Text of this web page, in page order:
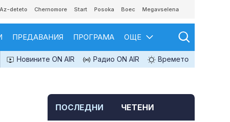
Az-deteto Chernomore Start Posoka Boec Megavselena
ПРЕДАВАНИЯ ПРОГРАМА ОЩЕ
Новините ON AIR Радио ON AIR Времето
ПОСЛЕДНИ ЧЕТЕНИ